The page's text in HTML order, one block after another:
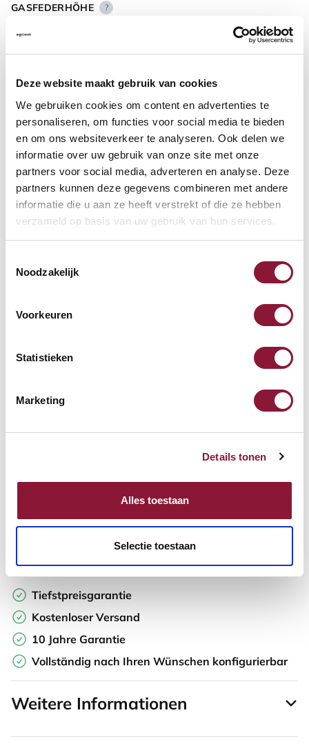
Deze website maakt gebruik van cookies
We gebruiken cookies om content en advertenties te
personaliseren, om functies voor social media te bieden
en om ons websiteverkeer te analyseren. Ook delen we
informatie over uw gebruik van onze site met onze
partners voor social media, adverteren en analyse. Deze
partners kunnen deze gegevens combineren met andere
informatie die u aan ze heeft verstrekt of die ze hebben
verzameld op basis van uw gebruik van hun services.
Noodzakelijk
Voorkeuren
Statistieken
Marketing
Details tonen
Alles toestaan
Selectie toestaan
GASFEDERHÖHE ?
FUSSRING ?
FUSSRING AUS POLIERTEM ALUMINIUM ?
Verfügbar
Auf der Suche nach Stückzahlen? Machen Sie Ihren Arbeitsplatz
komplett und fordern Sie direkt ein individuelles Angebot an.
Zur Vergleichsliste hinzufügen
Tiefstpreisgarantie
Kostenloser Versand
10 Jahre Garantie
Vollständig nach Ihren Wünschen konfigurierbar
Weitere Informationen